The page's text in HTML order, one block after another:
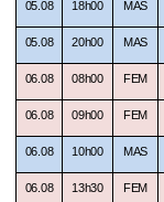
05.08 18h00 MAS
05.08 20h00 MAS
06.08 08h00 FEM
06.08 09h00 FEM
06.08 10h00 MAS
06.08 13h30 FEM